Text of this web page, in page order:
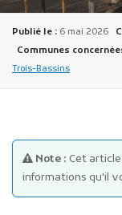
Publié le : 6 mai 2026
Communes
Trois-Bassins
Note : Cet
informations qu'il